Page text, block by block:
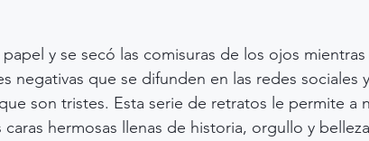
y se secó las comisuras de los ojos
negativas que se difunden en las redes sociales
son tristes. Esta serie de retratos le permite a
hermosas llenas de historia, orgullo y